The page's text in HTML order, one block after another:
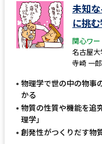
大以外の資料か
資料請求 大学院の資
通テスト「受験案内」の
資格認定試験
情報）教員資格認定試験
未知
に挑
関心ワ
名古屋大
寺崎 一
物理学で世の中の物事
かる
物質の性質や機能を追
理学」
創発性がつくりだす物